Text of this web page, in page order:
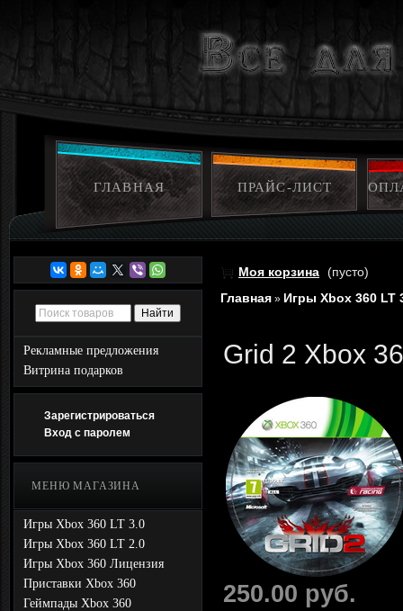
ГЛАВНАЯ ПРАЙС-ЛИСТ
Рекламные предложения
Витрина подарков
Зарегистрироваться
Вход с паролем
МЕНЮ МАГАЗИНА
Игры Xbox 360 LT 3.0
Игры Xbox 360 LT 2.0
Игры Xbox 360 Лицензия
Приставки Xbox 360
Геймпады Xbox 360
Моя корзина (пусто)
Главная » Игры Xbox 360 LT
Grid 2 Xbox
250.00 руб.